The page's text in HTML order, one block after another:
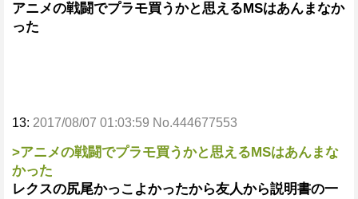
アニメの戦闘でプラモ買うかと思えるMSはあんまなか
った
13: 2017/08/07 01:03:59 No.444677553
>アニメの戦闘でプラモ買うかと思えるMSはあんまな
かった
レクスの尻尾かっこよかったから友人から説明書の一